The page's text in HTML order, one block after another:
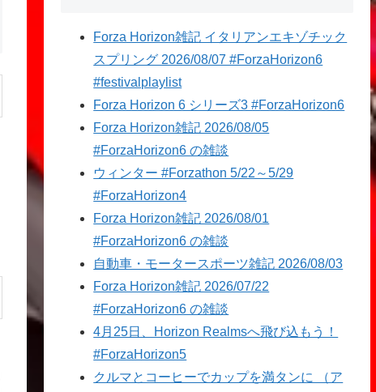
Forza Horizon雑記 イタリアンエキゾチック
スプリング 2026/08/07 #ForzaHorizon6
#festivalplaylist
Forza Horizon 6 シリーズ3 #ForzaHorizon6
Forza Horizon雑記 2026/08/05
#ForzaHorizon6 の雑談
ウィンター #Forzathon 5/22～5/29
#ForzaHorizon4
Forza Horizon雑記 2026/08/01
#ForzaHorizon6 の雑談
自動車・モータースポーツ雑記 2026/08/03
Forza Horizon雑記 2026/07/22
#ForzaHorizon6 の雑談
4月25日、Horizon Realmsへ飛び込もう！
#ForzaHorizon5
クルマとコーヒーでカップを満タンに （ア